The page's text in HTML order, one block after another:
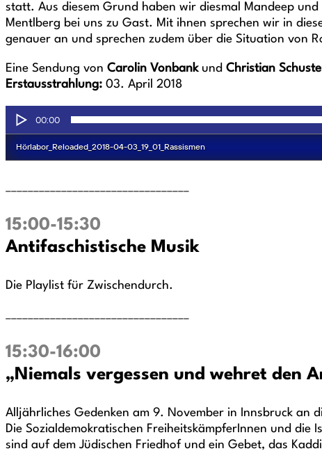
statt. Aus diesem Grund haben wir diesmal Mandeep
Mentlberg bei uns zu Gast. Mit ihnen sprechen wir in
genauer an und sprechen zudem über die Situation von
Eine Sendung von Carolin Vonbankund Christian
Erstausstrahlung: 03. April 2018
15:00-15:30
Antifaschistische Musik
Die Playlist für Zwischendurch.
15:30-16:00
„Niemals vergessen und wehret den
Alljährliches Gedenken am 9. November in Innsbruck an
Die Sozialdemokratischen FreiheitskämpferInnen und
sind auf dem Jüdischen Friedhof und ein Gebet, das